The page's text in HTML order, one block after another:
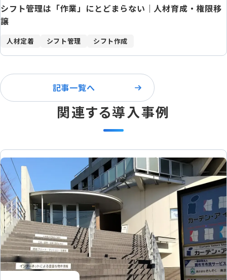
シフト管理は「作業」にとどまらない｜人材育成・権限移
譲
人材定着 シフト管理 シフト作成
記事一覧へ
関連する導入事例